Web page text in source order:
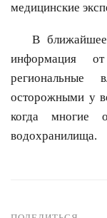
медицинские
В
информация
региональные
осторожными у
когда многие
водохранилища.